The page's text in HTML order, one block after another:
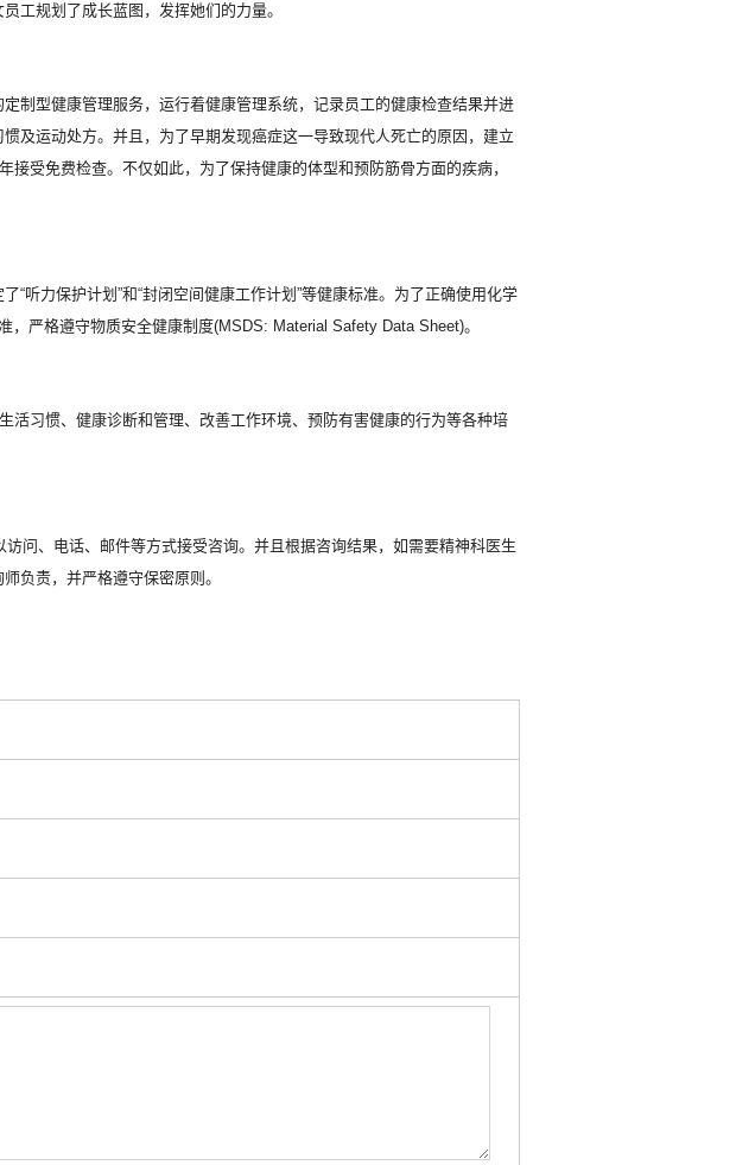
工规划了成长蓝图，发挥她们的力量。
制型健康管理服务，运行着健康管理系统，记录员工的健康检查结果并进
及运动处方。并且，为了早期发现癌症这一导致现代人死亡的原因，建立
受免费检查。不仅如此，为了保持健康的体型和预防筋骨方面的疾病，
听力保护计划”和“封闭空间健康工作计划”等健康标准。为了正确使用化学
严格遵守物质安全健康制度(MSDS: Material Safety Data Sheet)。
活习惯、健康诊断和管理、改善工作环境、预防有害健康的行为等各种培
问、电话、邮件等方式接受咨询。并且根据咨询结果，如需要精神科医生
负责，并严格遵守保密原则。